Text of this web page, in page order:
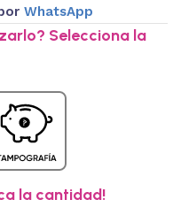
WhatsApp
Selecciona la
la cantidad!